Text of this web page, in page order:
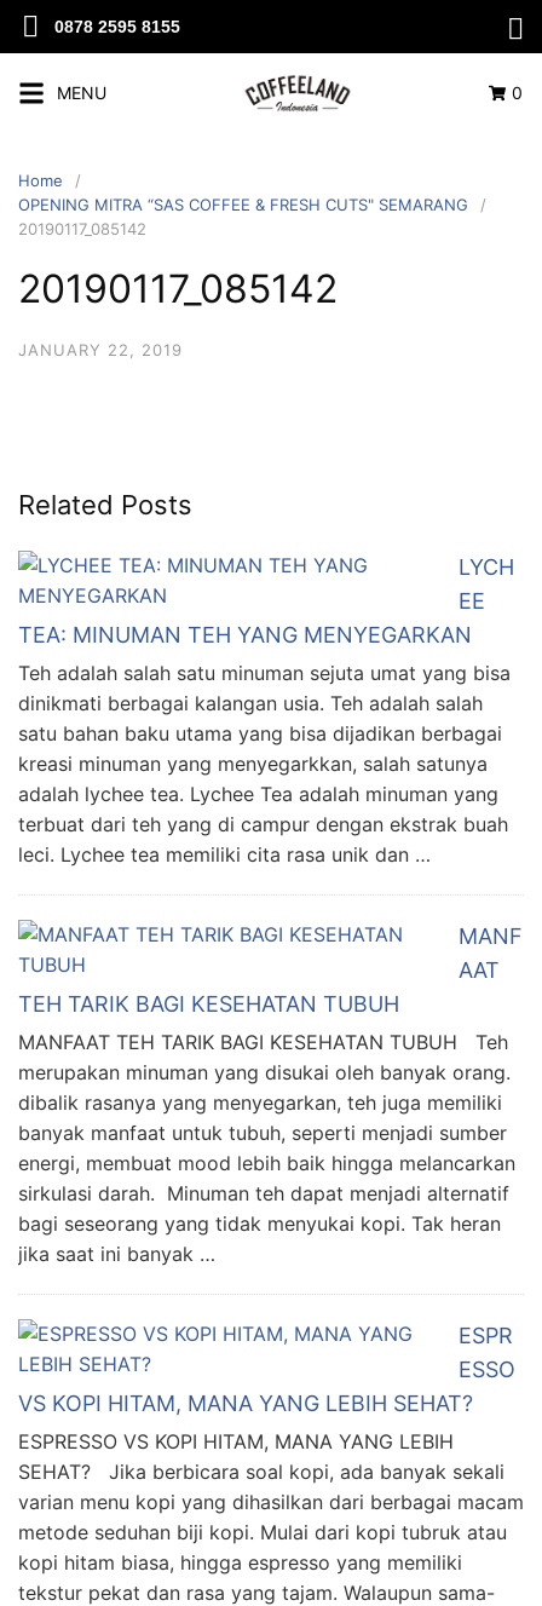
0878 2595 8155
MENU 0
Home
OPENING MITRA “SAS COFFEE & FRESH CUTS" SEMARANG
20190117_085142
20190117_085142
JANUARY 22, 2019
Related Posts
LYCH
EE
TEA: MINUMAN TEH YANG MENYEGARKAN
Teh adalah salah satu minuman sejuta umat yang bisa
dinikmati berbagai kalangan usia. Teh adalah salah
satu bahan baku utama yang bisa dijadikan berbagai
kreasi minuman yang menyegarkkan, salah satunya
adalah lychee tea. Lychee Tea adalah minuman yang
terbuat dari teh yang di campur dengan ekstrak buah
leci. Lychee tea memiliki cita rasa unik dan …
MANF
AAT
TEH TARIK BAGI KESEHATAN TUBUH
MANFAAT TEH TARIK BAGI KESEHATAN TUBUH Teh
merupakan minuman yang disukai oleh banyak orang.
dibalik rasanya yang menyegarkan, teh juga memiliki
banyak manfaat untuk tubuh, seperti menjadi sumber
energi, membuat mood lebih baik hingga melancarkan
sirkulasi darah. Minuman teh dapat menjadi alternatif
bagi seseorang yang tidak menyukai kopi. Tak heran
jika saat ini banyak …
ESPR
ESSO
VS KOPI HITAM, MANA YANG LEBIH SEHAT?
ESPRESSO VS KOPI HITAM, MANA YANG LEBIH
SEHAT? Jika berbicara soal kopi, ada banyak sekali
varian menu kopi yang dihasilkan dari berbagai macam
metode seduhan biji kopi. Mulai dari kopi tubruk atau
kopi hitam biasa, hingga espresso yang memiliki
tekstur pekat dan rasa yang tajam. Walaupun sama-